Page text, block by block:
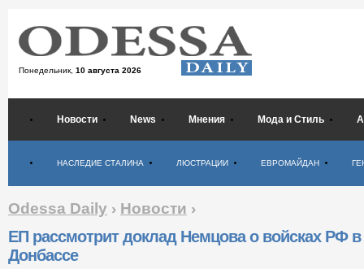
Понедельник, 10 августа 2026
Новости News Мнения Мода и Стиль
НАСЛЕДИЕ СТАЛИНА ЛЮСТРАЦИИ ЕВРОМАЙДАН
Odessa Daily › Новости ›
ЕП рассмотрит доклад Немцова о войсках РФ в
Донбассе